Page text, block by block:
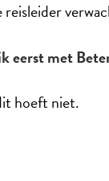
reisleider
eerst met
hoeft niet.